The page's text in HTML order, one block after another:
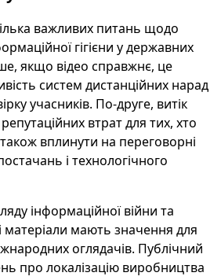
важливих питань щодо
гігієни у державних
якщо відео справжнє, це
систем дистанційних нарад
учасників. По‑друге, витік
втрат для тих, хто
вплинути на переговорні
і технологічного
інформаційної війни та
матеріали мають значення для
оглядачів. Публічний
про локалізацію виробництва